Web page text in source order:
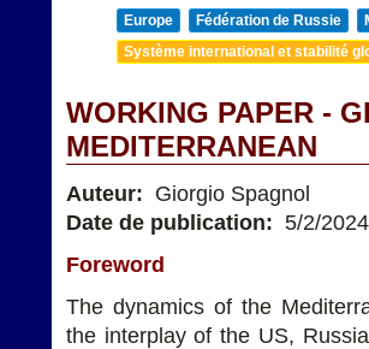
Europe Fédération de Russie
Système international et stabilité
WORKING PAPER -
MEDITERRANEAN
Auteur: Giorgio Spagnol
Date de publication: 5/2/2024
Foreword
The dynamics of the
the interplay of the US,